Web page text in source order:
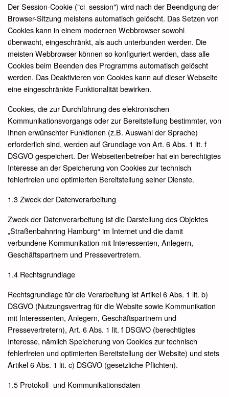
Der Session-Cookie ("ci_session") wird nach der Beendigung der
Browser-Sitzung meistens automatisch gelöscht. Das Setzen von
Cookies kann in einem modernen Webbrowser sowohl
überwacht, eingeschränkt, als auch unterbunden werden. Die
meisten Webbrowser können so konfiguriert werden, dass alle
Cookies beim Beenden des Programms automatisch gelöscht
werden. Das Deaktivieren von Cookies kann auf dieser Webseite
eine eingeschränkte Funktionalität bewirken.
Cookies, die zur Durchführung des elektronischen
Kommunikationsvorgangs oder zur Bereitstellung bestimmter, von
Ihnen erwünschter Funktionen (z.B. Auswahl der Sprache)
erforderlich sind, werden auf Grundlage von Art. 6 Abs. 1 lit. f
DSGVO gespeichert. Der Webseitenbetreiber hat ein berechtigtes
Interesse an der Speicherung von Cookies zur technisch
fehlerfreien und optimierten Bereitstellung seiner Dienste.
1.3 Zweck der Datenverarbeitung
Zweck der Datenverarbeitung ist die Darstellung des Objektes
„Straßenbahnring Hamburg“ im Internet und die damit
verbundene Kommunikation mit Interessenten, Anlegern,
Geschäftspartnern und Pressevertretern.
1.4 Rechtsgrundlage
Rechtsgrundlage für die Verarbeitung ist Artikel 6 Abs. 1 lit. b)
DSGVO (Nutzungsvertrag für die Website sowie Kommunikation
mit Interessenten, Anlegern, Geschäftspartnern und
Pressevertretern), Art. 6 Abs. 1 lit. f DSGVO (berechtigtes
Interesse, nämlich Speicherung von Cookies zur technisch
fehlerfreien und optimierten Bereitstellung der Website) und stets
Artikel 6 Abs. 1 lit. c) DSGVO (gesetzliche Pflichten).
1.5 Protokoll- und Kommunikationsdaten